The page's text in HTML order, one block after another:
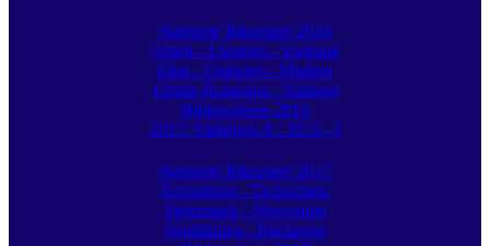
Startseite Bikertage 2016
Alpen - Ligurien - Toskana
Elba - Umbrien - Marken
Emilia Romagna - Südtirol
Bildergalerie 2016
2017: Südalpen A - SLO - I
Startseite Bikertage 2017
Erzgebirge - Tschechien
Steiermark - Slowenien
Norditalien - Rückreise